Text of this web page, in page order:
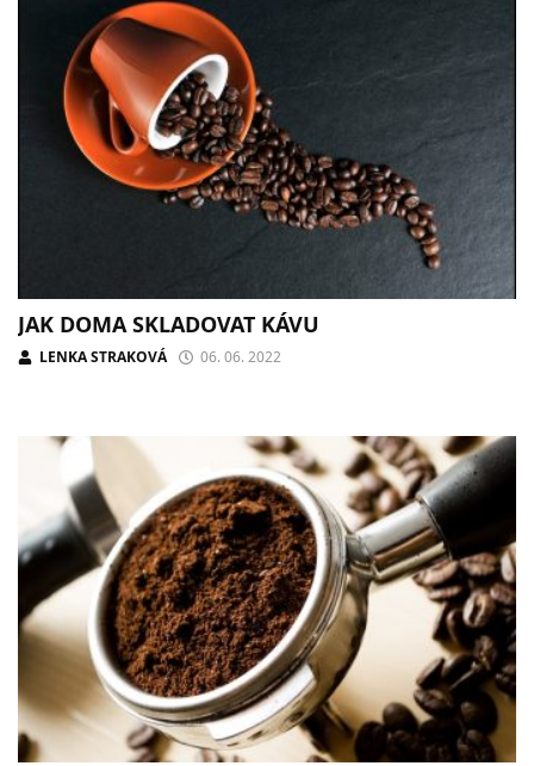
JAK DOMA SKLADOVAT KÁVU
LENKA STRAKOVÁ 06. 06. 2022